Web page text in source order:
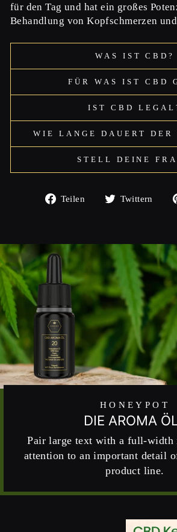
für den Tag und hat ein großes
Behandlung von Kopfschmerzen
WAS IST CBD?
FÜR WAS IST CBD
IST CBD
WIE LANGE DAUERT DER
STELL DEINE
Teilen
Auf
Twittern
HONEYPOT
DIE AROMA
Pair large text with a full-width
attention to an important detail
product line.